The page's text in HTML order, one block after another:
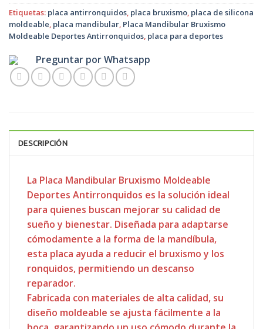
Etiquetas: placa antirronquidos, placa bruxismo, placa de silicona
moldeable, placa mandibular, Placa Mandibular Bruxismo
Moldeable Deportes Antirronquidos, placa para deportes
Preguntar por Whatsapp
DESCRIPCIÓN
La Placa Mandibular Bruxismo Moldeable
Deportes Antirronquidos es la solución ideal
para quienes buscan mejorar su calidad de
sueño y bienestar. Diseñada para adaptarse
cómodamente a la forma de la mandíbula,
esta placa ayuda a reducir el bruxismo y los
ronquidos, permitiendo un descanso
reparador.
Fabricada con materiales de alta calidad, su
diseño moldeable se ajusta fácilmente a la